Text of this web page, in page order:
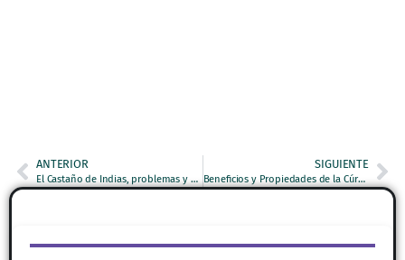
ANTERIOR
El Castaño de Indias, problemas y males que puede tratar.
SIGUIENTE
Beneficios y Propiedades de la Cúrcuma: Un Superalimento Natural